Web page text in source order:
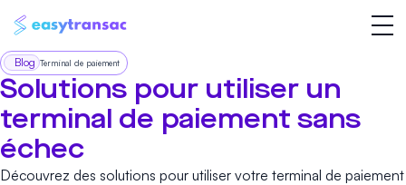
Blog Terminal de paiement
Solutions pour utiliser un
terminal de paiement sans
échec
Découvrez des solutions pour utiliser votre terminal de paiement